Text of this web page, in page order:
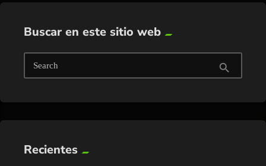
Buscar en este sitio web
Search search
Recientes